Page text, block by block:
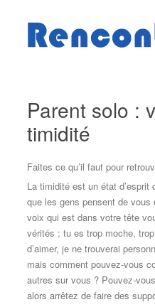
Parent solo :
timidité
Faites ce qu’il faut pour
La timidité est un état
que les gens pensent de
voix qui est dans votre tête
vérités ; tu es trop moche,
d’aimer, je ne trouverai
mais comment pouvez-vous
autres sur vous ? Pouvez-
alors arrêtez de faire des